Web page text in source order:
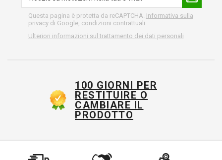
Questa pagina è protetta da reCAPTCHA. Informativa sulla
privacy di Google, condizioni contrattuali
Ulteriori informazioni sul trattamento dei dati personali
100 GIORNI PER
RESTITUIRE O
CAMBIARE IL
PRODOTTO